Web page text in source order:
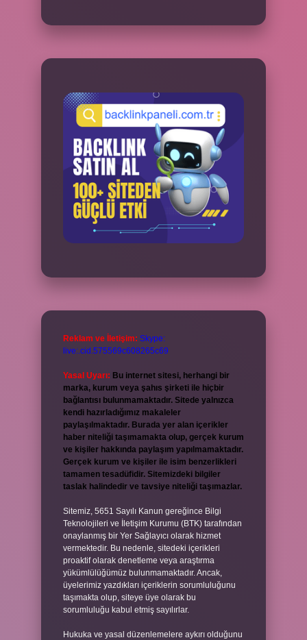
Reklam ve İletişim: Skype:
live:.cid.575569c608265c69
Yasal Uyarı: Bu internet sitesi, herhangi bir
marka, kurum veya şahıs şirketi ile hiçbir
bağlantısı bulunmamaktadır. Sitede yalnızca
kendi hazırladığımız makaleler
paylaşılmaktadır. Burada yer alan içerikler
haber niteliği taşımamakta olup, gerçek kurum
ve kişiler hakkında paylaşım yapılmamaktadır.
Gerçek kurum ve kişiler ile isim benzerlikleri
tamamen tesadüfidir. Sitemizdeki bilgiler
taslak halindedir ve tavsiye niteliği taşımazlar.
Sitemiz, 5651 Sayılı Kanun gereğince Bilgi
Teknolojileri ve İletişim Kurumu (BTK) tarafından
onaylanmış bir Yer Sağlayıcı olarak hizmet
vermektedir. Bu nedenle, sitedeki içerikleri
proaktif olarak denetleme veya araştırma
yükümlülüğümüz bulunmamaktadır. Ancak,
üyelerimiz yazdıkları içeriklerin sorumluluğunu
taşımakta olup, siteye üye olarak bu
sorumluluğu kabul etmiş sayılırlar.
Hukuka ve yasal düzenlemelere aykırı olduğunu